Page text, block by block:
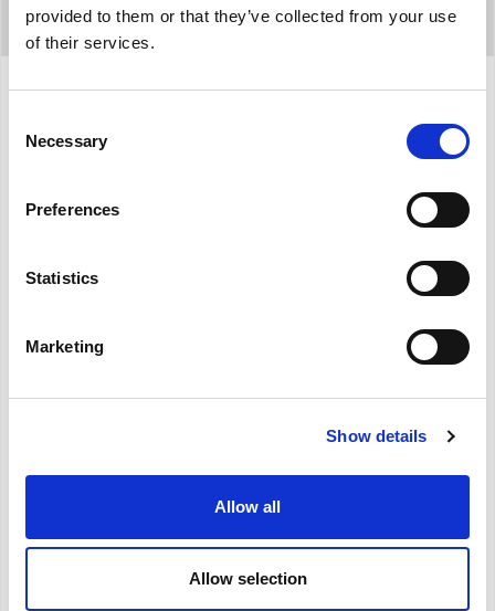
provided to them or that they’ve collected from your use
of their services.
Selection
Necessary
Preferences
Statistics
Marketing
Show details
Allow all
Allow selection
Προδιαγραφές
Ψύξη, θέρμανση, αφύγρανση και
Συνδυαστικό σύστημα: η εγκατάσταση μπορεί
βάση το θερμικό φορτίο της εγκατάστασης.
Ψυκτικό αέριο R32
Κλάση απόδοσης έως A+++ για την ψύξη
Smart Control